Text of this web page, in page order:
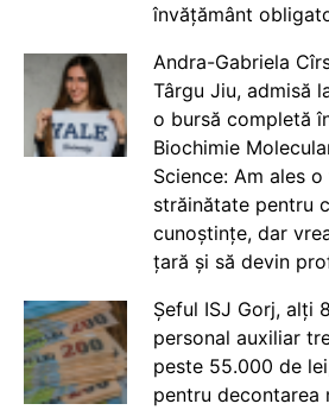
învățământ
Andra-Gabriela
Târgu Jiu, admisă
o bursă completă
Biochimie
Science: Am ales
străinătate pentru
cunoștințe, dar
țară și să devin
Șeful ISJ Gorj, alți
personal auxiliar
peste 55.000 de
pentru decontarea